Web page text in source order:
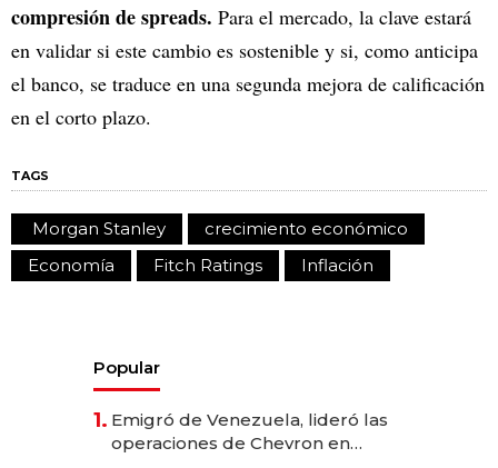
compresión de spreads. Para el mercado, la clave estará
en validar si este cambio es sostenible y si, como anticipa
el banco, se traduce en una segunda mejora de calificación
en el corto plazo.
TAGS
Morgan Stanley
crecimiento económico
Economía
Fitch Ratings Inflación
Popular
1. Emigró de Venezuela, lideró las
operaciones de Chevron en